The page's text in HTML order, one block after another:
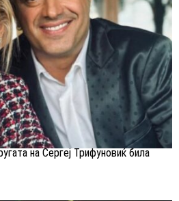
на Сергеј Трифуновиќ била